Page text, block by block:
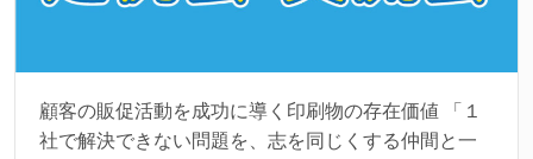
顧客の販促活動を成功に導く印刷物の存在価値 「１
社で解決できない問題を、志を同じくする仲間と一